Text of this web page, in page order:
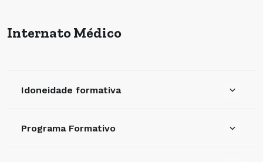
Internato Médico
Idoneidade formativa
Programa Formativo